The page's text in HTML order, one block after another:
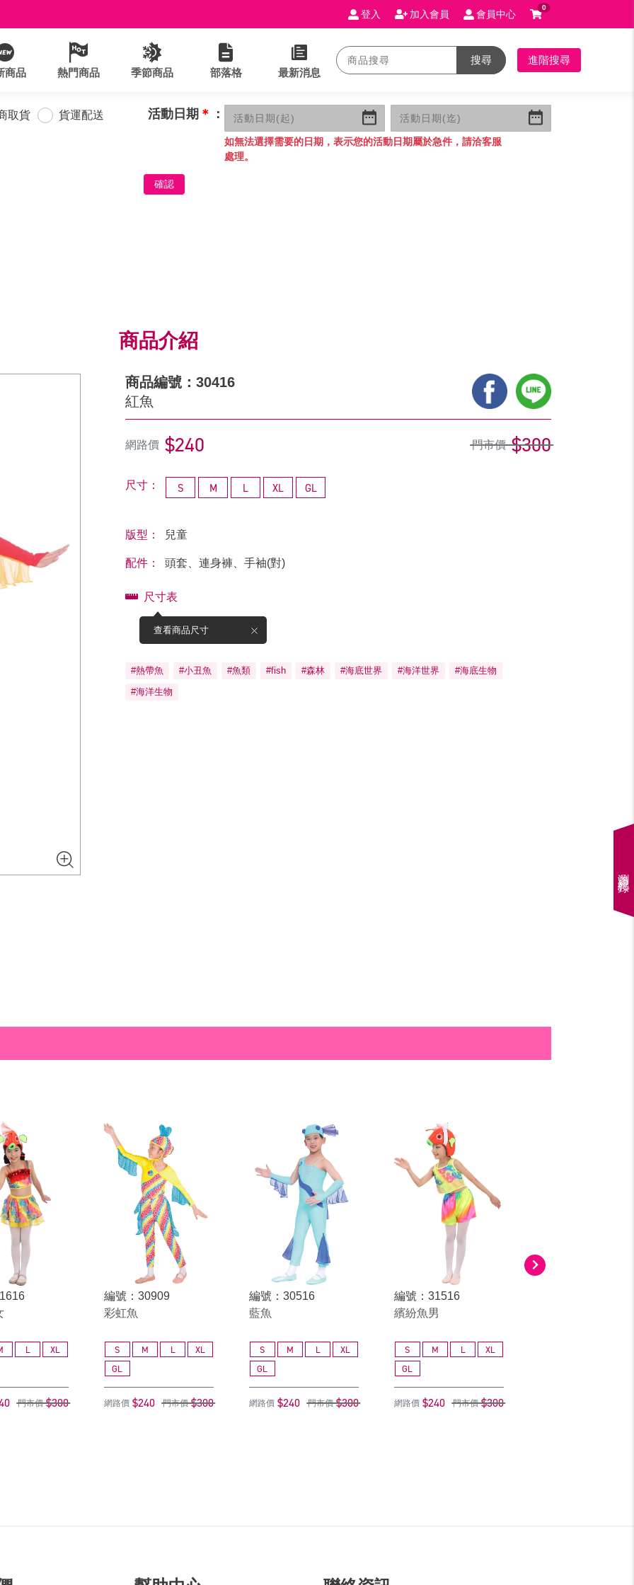
登入 加入會員 會員中心
0
商品 熱門商品 季節商品 部落格 最新消息
搜尋 進階搜尋
取貨 貨運配送 活動日期 ＊ ：
如無法選擇需要的日期，表示您的活動日期屬於急件，請洽客服
處理。
確認
商品介紹
商品編號：30416
紅魚
網路價 $240 門市價 $300
尺寸： S M L XL GL
版型： 兒童
配件： 頭套、連身褲、手袖(對)
尺寸表
查看商品尺寸
#熱帶魚 #小丑魚 #魚類 #fish #森林 #海底世界 #海洋世界
#海底生物
#海洋生物
L XL
門市價 $300
編號：30909
彩虹魚
S M L
XL
GL
網路價 $240 門市價 $300
編號：30516
藍魚
S M L
XL
GL
網路價 $240 門市價 $300
編號：31516
繽紛魚男
S M L
XL
GL
網路價 $240 門市價 $300